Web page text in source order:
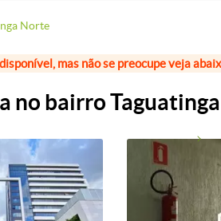
Norte
mas não se preocupe veja
no bairro